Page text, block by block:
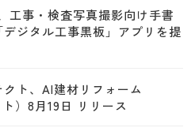
事・検査写真撮影向け手書
ジタル工事黒板」アプリを提
ト、AI建材リフォーム
）8月19日 リリース